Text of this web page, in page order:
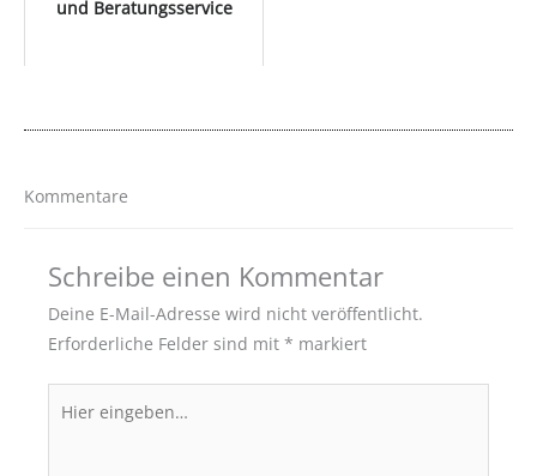
und Beratungsservice
Kommentare
Schreibe einen Kommentar
Deine E-Mail-Adresse wird nicht veröffentlicht.
Erforderliche Felder sind mit * markiert
eingeben…